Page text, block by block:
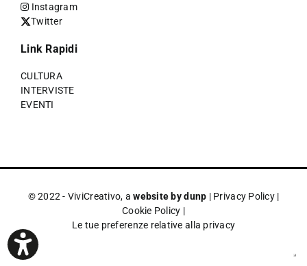
Instagram
Twitter
Link Rapidi
CULTURA
INTERVISTE
EVENTI
© 2022 - ViviCreativo, awebsite by dunp | Privacy Policy|
Cookie Policy |
Le tue preferenze relative alla privacy